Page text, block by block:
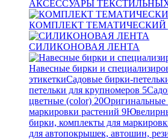
АКСЕССУАРЫ
КОМПЛЕКТ ТЕМАТИЧЕСКИЙ
СИЛИКОНОВАЯ ЛЕНТА
Навесные бирки и
этикеткиСадовые бирки-
петельки для крупномеров 5
цветные (color) 20Оригинальные
маркировки растений 9
бирки, комплекты для
для автопокрышек, автошин,